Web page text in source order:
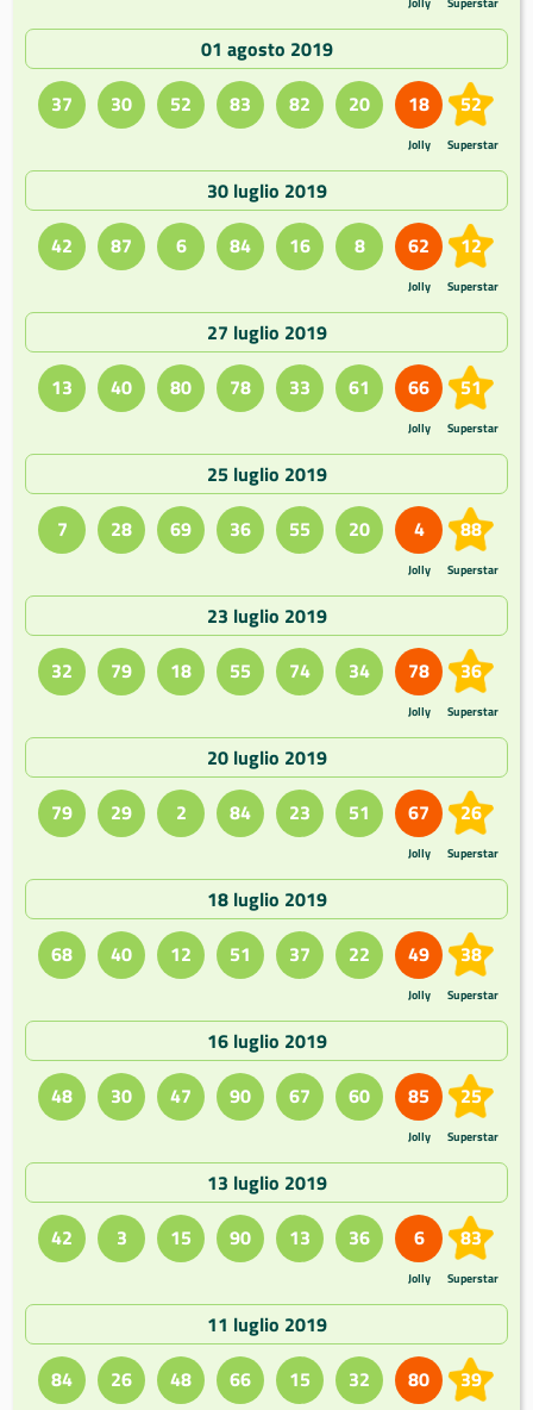
01 agosto 2019
37
30 52 83 82 20 18
Jolly
52
Superstar
30 luglio 2019
42
87 6 84 16 8 62
Jolly
12
Superstar
27 luglio 2019
13
40 80 78 33 61 66
Jolly
51
Superstar
25 luglio 2019
7
28 69 36 55 20 4
Jolly
88
Superstar
23 luglio 2019
32
79 18 55 74 34 78
Jolly
36
Superstar
20 luglio 2019
79
29 2 84 23 51 67
Jolly
26
Superstar
18 luglio 2019
68
40 12 51 37 22 49
Jolly
38
Superstar
16 luglio 2019
48
30 47 90 67 60 85
Jolly
25
Superstar
13 luglio 2019
42
3 15 90 13 36 6
Jolly
83
Superstar
11 luglio 2019
84
26 48 66 15 32 80 39